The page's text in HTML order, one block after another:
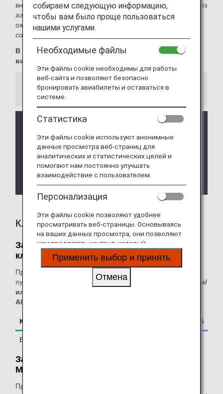
внутренний рейс, выполняемый другой авиакомпанией из
аэропорта за пределами Японии, условия доступа в зал
ожидания могут отличаться. Уточните условия доступа у
соответствующей авиакомпании.
В этих залах ожидания нельзя использовать
ваучеры ANA Suite Lounge.
Информация
Услуги и часы работы стороннего зала ожидания
могут быть изменены без предварительного
уведомления.
В зависимости от страны или штата, в котором
находится зал ожидания, могут действовать
Клиенты, удовлетворяющие критериям
Зал ожидания для пассажиров бизнес-
класса Turkish Airlines:
Приведенная ниже таблица относится к пассажирам,
путешествующим рейсами, выполняемыми
ANA Group и/
или авиакомпаниями - участниками альянса Star
Alliance
Класс Количество сопровождающих гостей
Бизнес-класс
Зал ожидания Turkish Airlines Lounge
Miles&Smiles:
Приведенная ниже таблица относится к пассажирам,
собираем следующую информацию,
чтобы вам было проще пользоваться
нашими услугами.
Необходимые файлы
Эти файлы cookie необходимы для работы
веб-сайта и позволяют безопасно
бронировать авиабилеты и оставаться в
системе.
Статистика
Эти файлы cookie используют анонимные
данные просмотра веб-страниц для
аналитических и статистических целей и
помогают нам постоянно улучшать
взаимодействие с пользователем.
Персонализация
Эти файлы cookie позволяют удобнее
просматривать веб-страницы. Основываясь
на ваших данных просмотра, они позволяют
нам предлагать контент, который
соответствует вашим личным интересам, в
виде веб-сайтов, электронной почты,
Применить выбор и принять
Отмена